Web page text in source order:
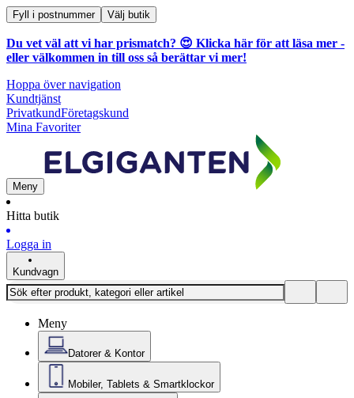
Fyll i postnummer Välj butik
Du vet väl att vi har prismatch? 😍 Klicka här för att läsa mer -
eller välkommen in till oss så berättar vi mer!
Hoppa över navigation
Kundtjänst
PrivatkundFöretagskund
Mina Favoriter
Meny
Hitta butik
Logga in
Kundvagn
Meny
Datorer & Kontor
Mobiler, Tablets & Smartklockor